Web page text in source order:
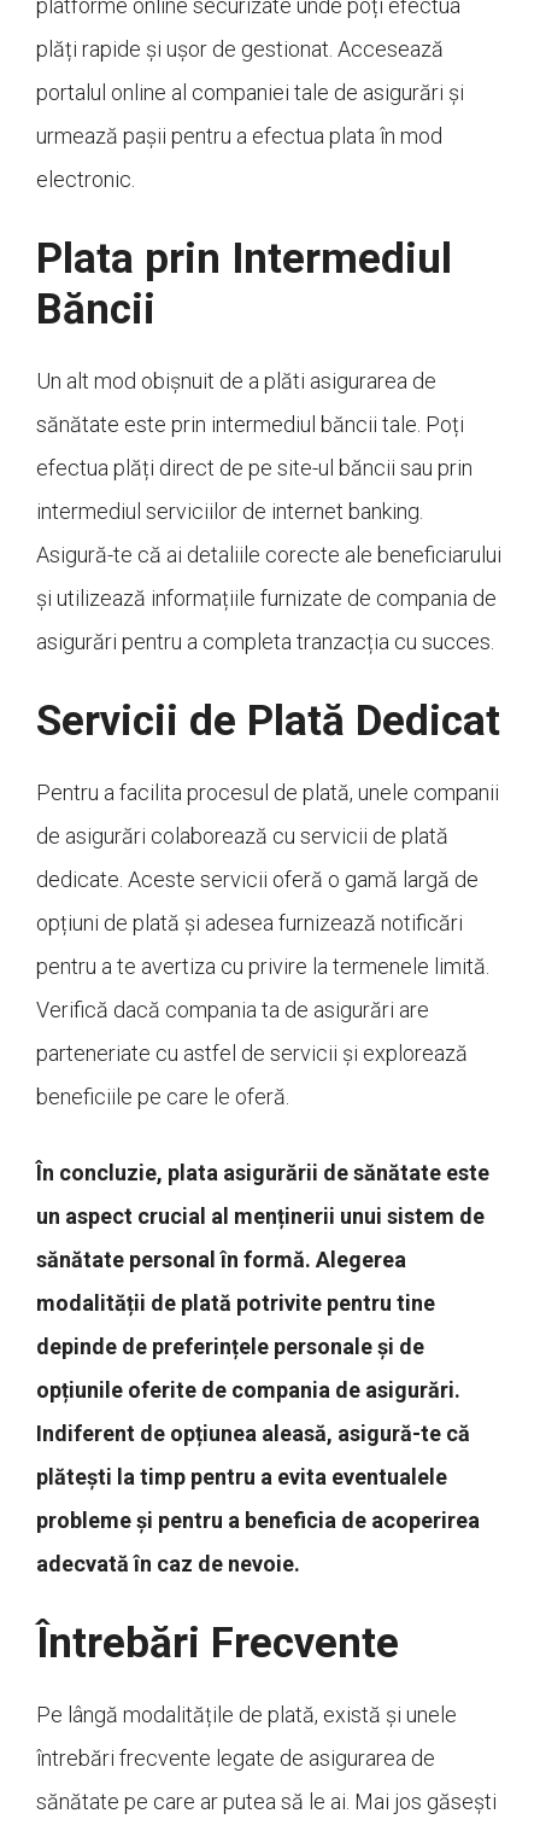
platforme online securizate unde poți efectua
plăți rapide și ușor de gestionat. Accesează
portalul online al companiei tale de asigurări și
urmează pașii pentru a efectua plata în mod
electronic.
Plata prin Intermediul
Băncii
Un alt mod obișnuit de a plăti asigurarea de
sănătate este prin intermediul băncii tale. Poți
efectua plăți direct de pe site-ul băncii sau prin
intermediul serviciilor de internet banking.
Asigură-te că ai detaliile corecte ale beneficiarului
și utilizează informațiile furnizate de compania de
asigurări pentru a completa tranzacția cu succes.
Servicii de Plată Dedicat
Pentru a facilita procesul de plată, unele companii
de asigurări colaborează cu servicii de plată
dedicate. Aceste servicii oferă o gamă largă de
opțiuni de plată și adesea furnizează notificări
pentru a te avertiza cu privire la termenele limită.
Verifică dacă compania ta de asigurări are
parteneriate cu astfel de servicii și explorează
beneficiile pe care le oferă.
În concluzie, plata asigurării de sănătate este
un aspect crucial al menținerii unui sistem de
sănătate personal în formă. Alegerea
modalității de plată potrivite pentru tine
depinde de preferințele personale și de
opțiunile oferite de compania de asigurări.
Indiferent de opțiunea aleasă, asigură-te că
plătești la timp pentru a evita eventualele
probleme și pentru a beneficia de acoperirea
adecvată în caz de nevoie.
Întrebări Frecvente
Pe lângă modalitățile de plată, există și unele
întrebări frecvente legate de asigurarea de
sănătate pe care ar putea să le ai. Mai jos găsești